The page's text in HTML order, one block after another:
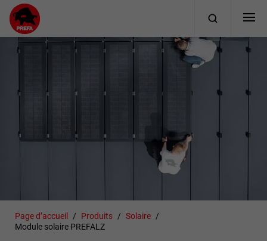
Page d’accueil Produits
Solaire
Module solaire PREFALZ